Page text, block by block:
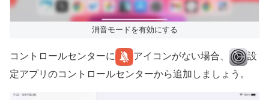
消音モードを有効にする
コントロールセンターに アイコンがない場合、
設
定アプリのコントロールセンターから追加しましょう。